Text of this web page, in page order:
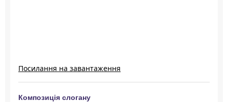
Посилання на завантаження
Композиція слогану